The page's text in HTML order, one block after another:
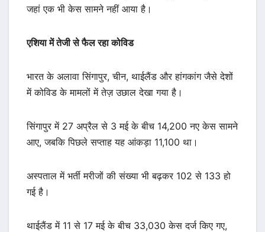
जहां एक भी केस सामने नहीं आया है।
एशिया में तेजी से फैल रहा कोविड
भारत के अलावा सिंगापुर, चीन, थाईलैंड और हांगकांग जैसे देशों
में कोविड के मामलों में तेज़ उछाल देखा गया है।
सिंगापुर में 27 अप्रैल से 3 मई के बीच 14,200 नए केस सामने
आए, जबकि पिछले सप्ताह यह आंकड़ा 11,100 था।
अस्पताल में भर्ती मरीजों की संख्या भी बढ़कर 102 से 133 हो
गई है।
थाईलैंड में 11 से 17 मई के बीच 33,030 केस दर्ज किए गए,